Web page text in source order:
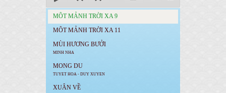
MÔT MẢNH TRỜI XA 9
MÔT MẢNH TRỜI XA 11
MÙI HƯƠNG BƯỞI
MINH NHA
MONG DU
TUYET HOA - DUY XUYEN
XUÂN VỀ